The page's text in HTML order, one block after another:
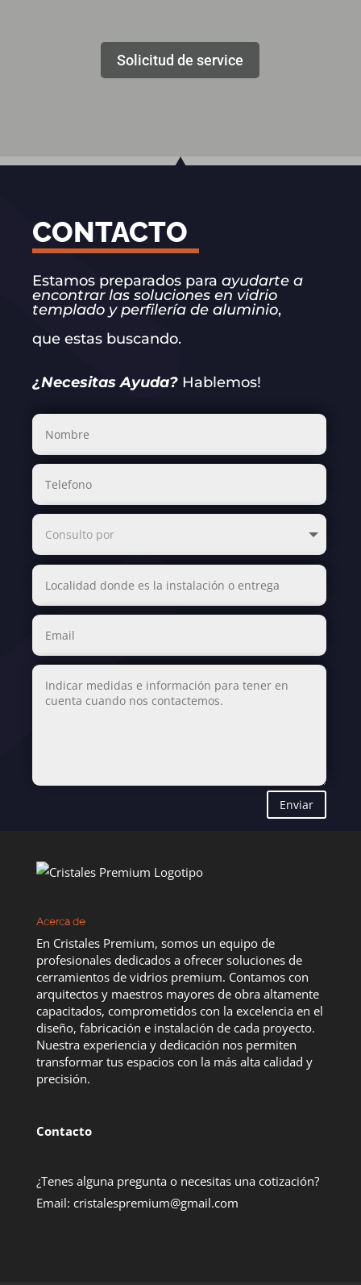
Solicitud de service
CONTACTO
Estamos preparados para ayudarte a
encontrar las soluciones en vidrio
templado y perfilería de aluminio,
que estas buscando.
¿Necesitas Ayuda?Hablemos!
Enviar
Acerca de
En Cristales Premium, somos un equipo de
profesionales dedicados a ofrecer soluciones de
cerramientos de vidrios premium. Contamos con
arquitectos y maestros mayores de obra altamente
capacitados, comprometidos con la excelencia en el
diseño, fabricación e instalación de cada proyecto.
Nuestra experiencia y dedicación nos permiten
transformar tus espacios con la más alta calidad y
precisión.
Contacto
¿Tenes alguna pregunta o necesitas una cotización?
Email: cristalespremium@gmail.com